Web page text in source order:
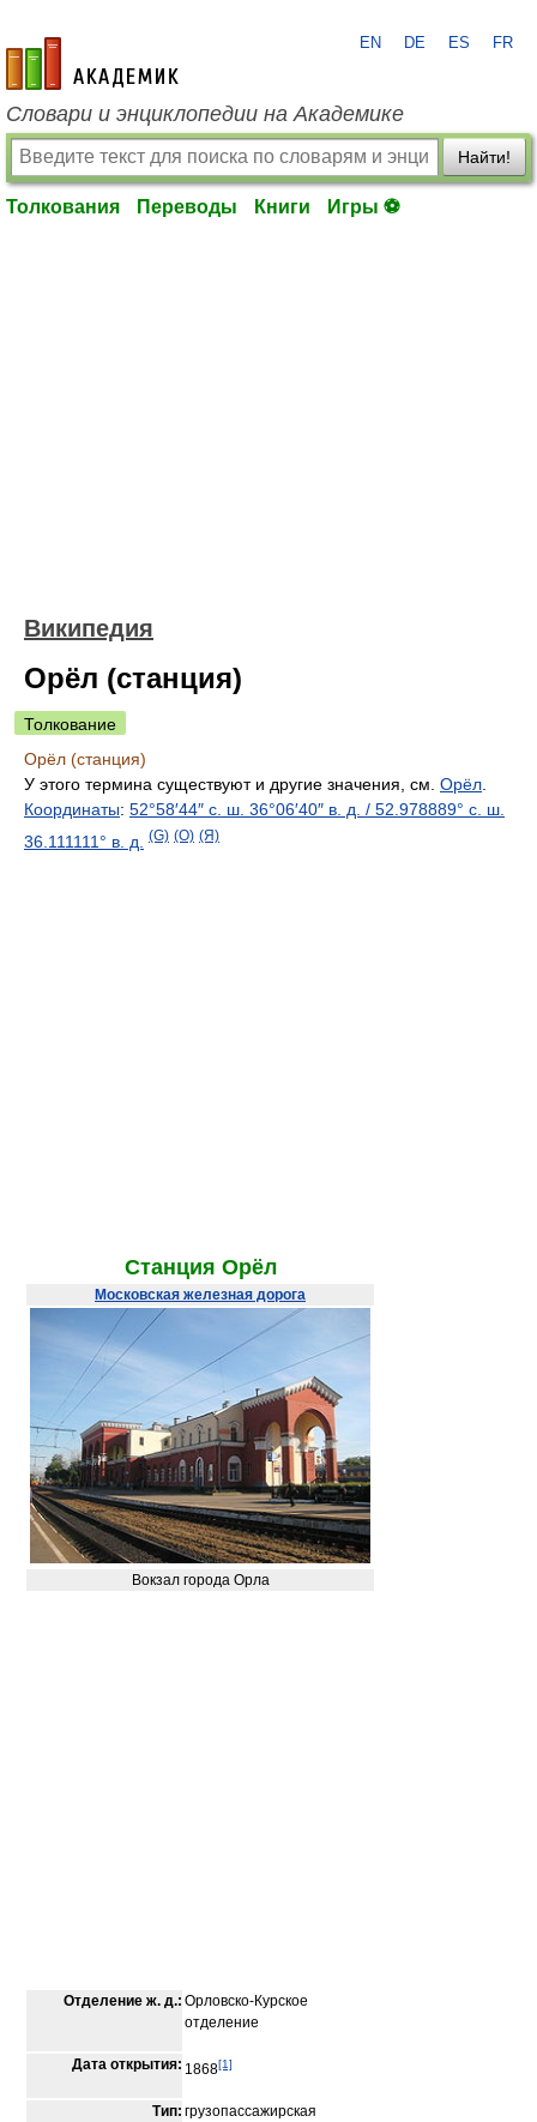
academic.ru
EN DE ES FR
Словари и энциклопедии на Академике
Найти!
Толкования Переводы Книги Игры ⚽
Википедия
Орёл (станция)
Толкование
Орёл (станция)
У этого термина существуют и другие значения, см. Орёл
Координаты: 52°58′44″ с. ш. 36°06′40″ в. д. / 52.978889° с. ш.
36.111111° в. д.
(G) (O) (Я)
Станция Орёл
Московская железная дорога
Вокзал города Орла
Отделение ж. д.: Орловско-Курское
отделение
Дата открытия: 1868[1]
Тип: грузопассажирская